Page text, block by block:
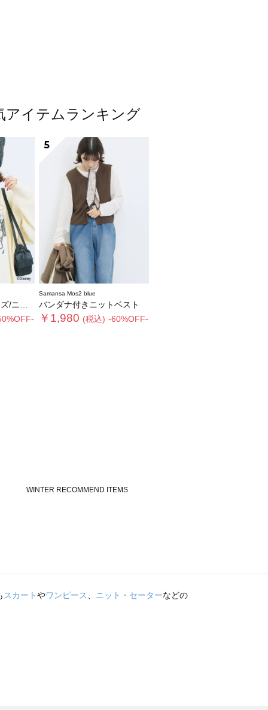
アイテムランキング
ット
5
Samansa Mos2 blue
バンダナ付きニットベスト
￥1,980 (税込) -60%OFF-
スカートやワンピース、 ニット・セーターなどの